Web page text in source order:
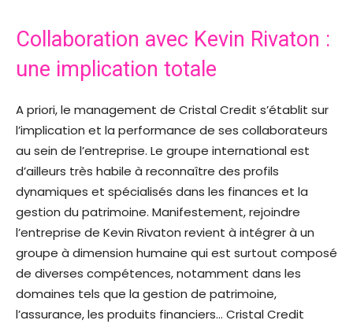
Collaboration avec Kevin Rivaton :
une implication totale
A priori, le management de Cristal Credit s’établit sur
l’implication et la performance de ses collaborateurs
au sein de l’entreprise. Le groupe international est
d’ailleurs très habile à reconnaître des profils
dynamiques et spécialisés dans les finances et la
gestion du patrimoine. Manifestement, rejoindre
l’entreprise de Kevin Rivaton revient à intégrer à un
groupe à dimension humaine qui est surtout composé
de diverses compétences, notamment dans les
domaines tels que la gestion de patrimoine,
l’assurance, les produits financiers… Cristal Credit